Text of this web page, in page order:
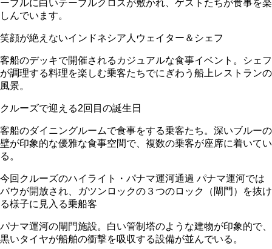
ーブルに白いテーブルクロスが敷かれ、ゲストたちが食事を楽
しんでいます。
笑顔が絶えないインドネシア人ウェイター＆シェフ
客船のデッキで開催されるカジュアルな食事イベント。シェフ
が調理する料理を楽しむ乗客たちでにぎわう船上レストランの
風景。
クルーズで迎える2回目の誕生日
客船のダイニングルームで食事をする乗客たち。深いブルーの
壁が印象的な優雅な食事空間で、複数の乗客が座席に着いてい
る。
今回クルーズのハイライト・パナマ運河通過 パナマ運河では
バウが開放され、ガツンロックの３つのロック（閘門）を抜け
る様子に見入る乗船客
パナマ運河の閘門施設。白い管制塔のような建物が印象的で、
黒いタイヤが船舶の衝撃を吸収する設備が並んでいる。